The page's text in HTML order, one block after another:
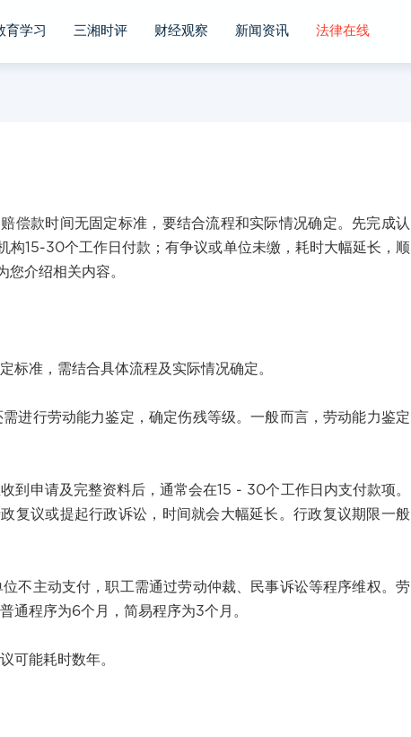
育学习 三湘时评 财经观察 新闻资讯 法律在线
款时间无固定标准，要结合流程和实际情况确定。先完成认
构15-30个工作日付款；有争议或单位未缴，耗时大幅延长，顺
您介绍相关内容。
准，需结合具体流程及实际情况确定。
行劳动能力鉴定，确定伤残等级。一般而言，劳动能力鉴定
申请及完整资料后，通常会在15 - 30个工作日内支付款项。
复议或提起行政诉讼，时间就会大幅延长。行政复议期限一般
主动支付，职工需通过劳动仲裁、民事诉讼等程序维权。劳
通程序为6个月，简易程序为3个月。
能耗时数年。